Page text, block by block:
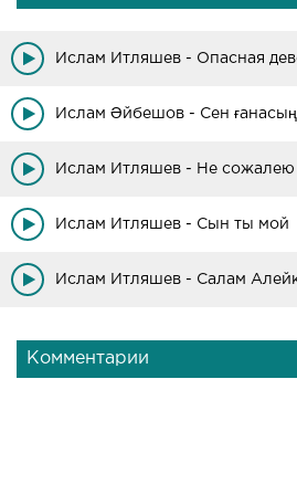
Ты прости меня родной сынок
Это был мой жизненный урок
Это был мой жизненный урок
Ислам Әйбешов - Сен ғанасың
Ислам Итляшев - Не сожалею
Ислам Итляшев - Сын ты мой
Комментарии